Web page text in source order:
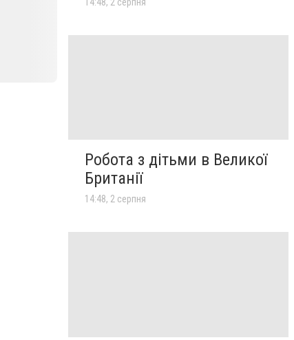
Робота з дітьми в Великої
Британії
14:48, 2 серпня